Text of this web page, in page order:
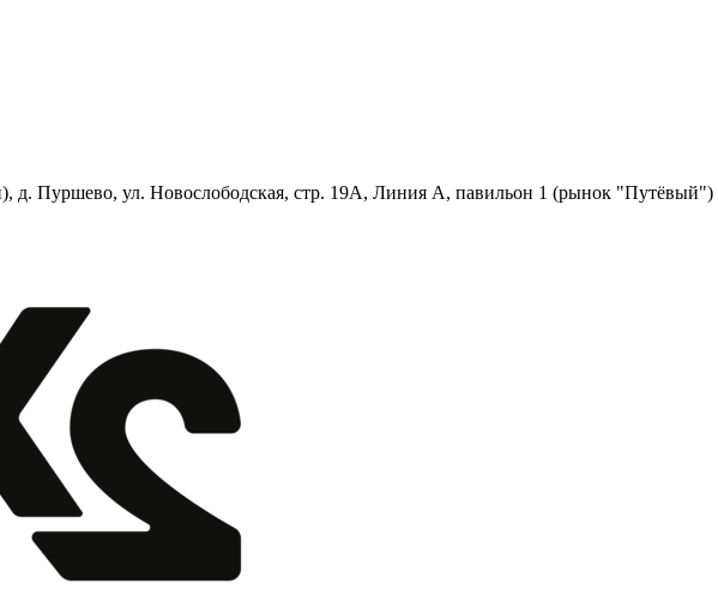
д. Пуршево, ул. Новослободская, стр. 19А, Линия А, павильон 1 (рынок "Путёвый")